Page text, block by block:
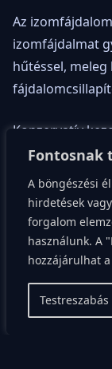
Fontosnak
A böngészési
hirdetések
forgalom
használunk. A
hozzájárulhat
Testreszabás
Az
izomfájdalmat
hűtéssel,
Konzervatív
masszázs,
fájdalom
és az erősítő
izomfájdalom
A